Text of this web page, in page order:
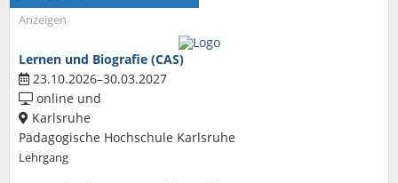
Anzeigen
Lernen und Biografie (CAS)
23.10.2026–30.03.2027
online und
Karlsruhe
Pädagogische Hochschule Karlsruhe
Lehrgang